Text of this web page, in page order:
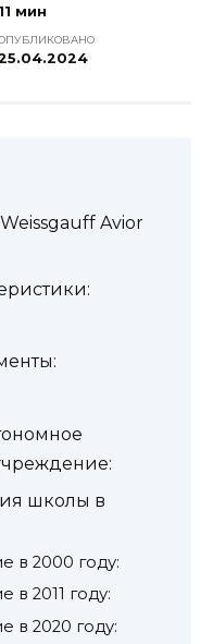
11 мин
Avior
школы в
в 2000 году:
в 2011 году:
в 2020 году: